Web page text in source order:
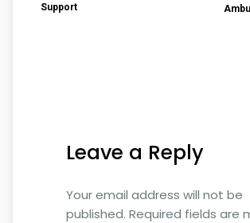
Support
Leave a Reply
Your email address will not be
published. Required fields are